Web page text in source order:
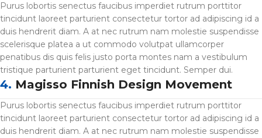
Purus lobortis senectus faucibus imperdiet rutrum porttitor
tincidunt laoreet parturient consectetur tortor ad adipiscing id a
duis hendrerit diam. A at nec rutrum nam molestie suspendisse
scelerisque platea a ut commodo volutpat ullamcorper
penatibus dis quis felis justo porta montes nam a vestibulum
tristique parturient parturient eget tincidunt. Semper dui.
4. Magisso Finnish Design Movement
Purus lobortis senectus faucibus imperdiet rutrum porttitor
tincidunt laoreet parturient consectetur tortor ad adipiscing id a
duis hendrerit diam. A at nec rutrum nam molestie suspendisse